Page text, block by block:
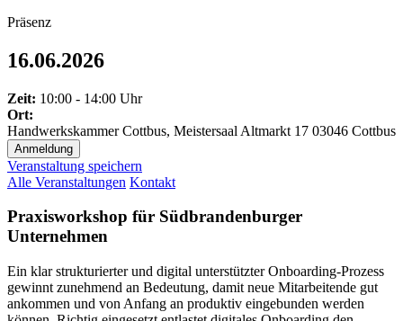
Präsenz
16.06.2026
Zeit: 10:00 - 14:00 Uhr
Ort:
Handwerkskammer Cottbus, Meistersaal Altmarkt 17 03046 Cottbus
Anmeldung
Veranstaltung speichern
Alle Veranstaltungen Kontakt
Praxisworkshop für Südbrandenburger
Unternehmen
Ein klar strukturierter und digital unterstützter Onboarding-Prozess
gewinnt zunehmend an Bedeutung, damit neue Mitarbeitende gut
ankommen und von Anfang an produktiv eingebunden werden